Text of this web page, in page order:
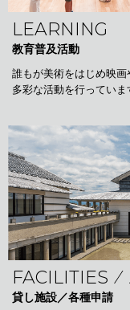
LEARNING
教育普及活動
誰もが美術をはじめ映画
多彩な活動を行っていま
FACILITIES
貸し施設／各種申請